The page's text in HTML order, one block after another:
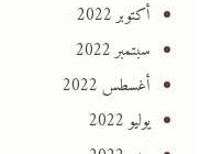
أكتوبر 2022
سبتمبر 2022
أغسطس 2022
يوليو 2022